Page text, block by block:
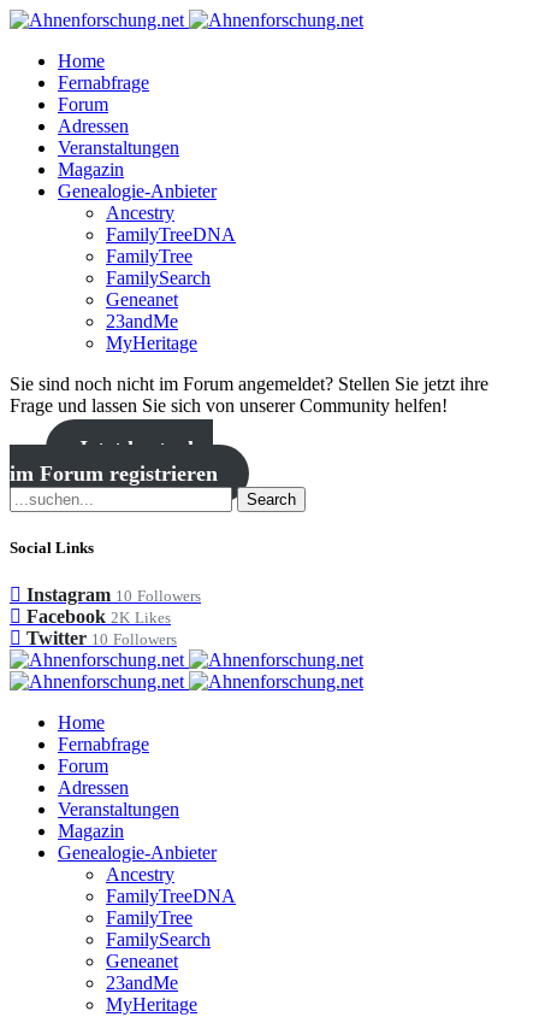
Home
Fernabfrage
Forum
Adressen
Veranstaltungen
Magazin
Genealogie-Anbieter
Ancestry
FamilyTreeDNA
FamilyTree
FamilySearch
Geneanet
23andMe
MyHeritage
Sie sind noch nicht im Forum angemeldet? Stellen Sie jetzt ihre
Frage und lassen Sie sich von unserer Community helfen!
Jetzt kostenlos
im Forum registrieren
Search
Social Links
Instagram 10 Followers
Facebook 2K Likes
Twitter 10 Followers
Home
Fernabfrage
Forum
Adressen
Veranstaltungen
Magazin
Genealogie-Anbieter
Ancestry
FamilyTreeDNA
FamilyTree
FamilySearch
Geneanet
23andMe
MyHeritage